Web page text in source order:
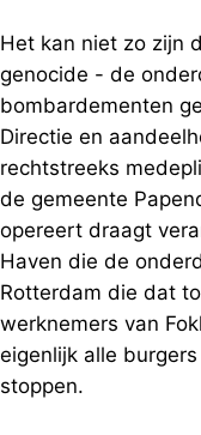
Het kan niet zo zijn
genocide - de
bombardementen
Directie en
rechtstreeks
de gemeente
opereert draagt
Haven die de
Rotterdam die dat
werknemers van
eigenlijk alle
stoppen.